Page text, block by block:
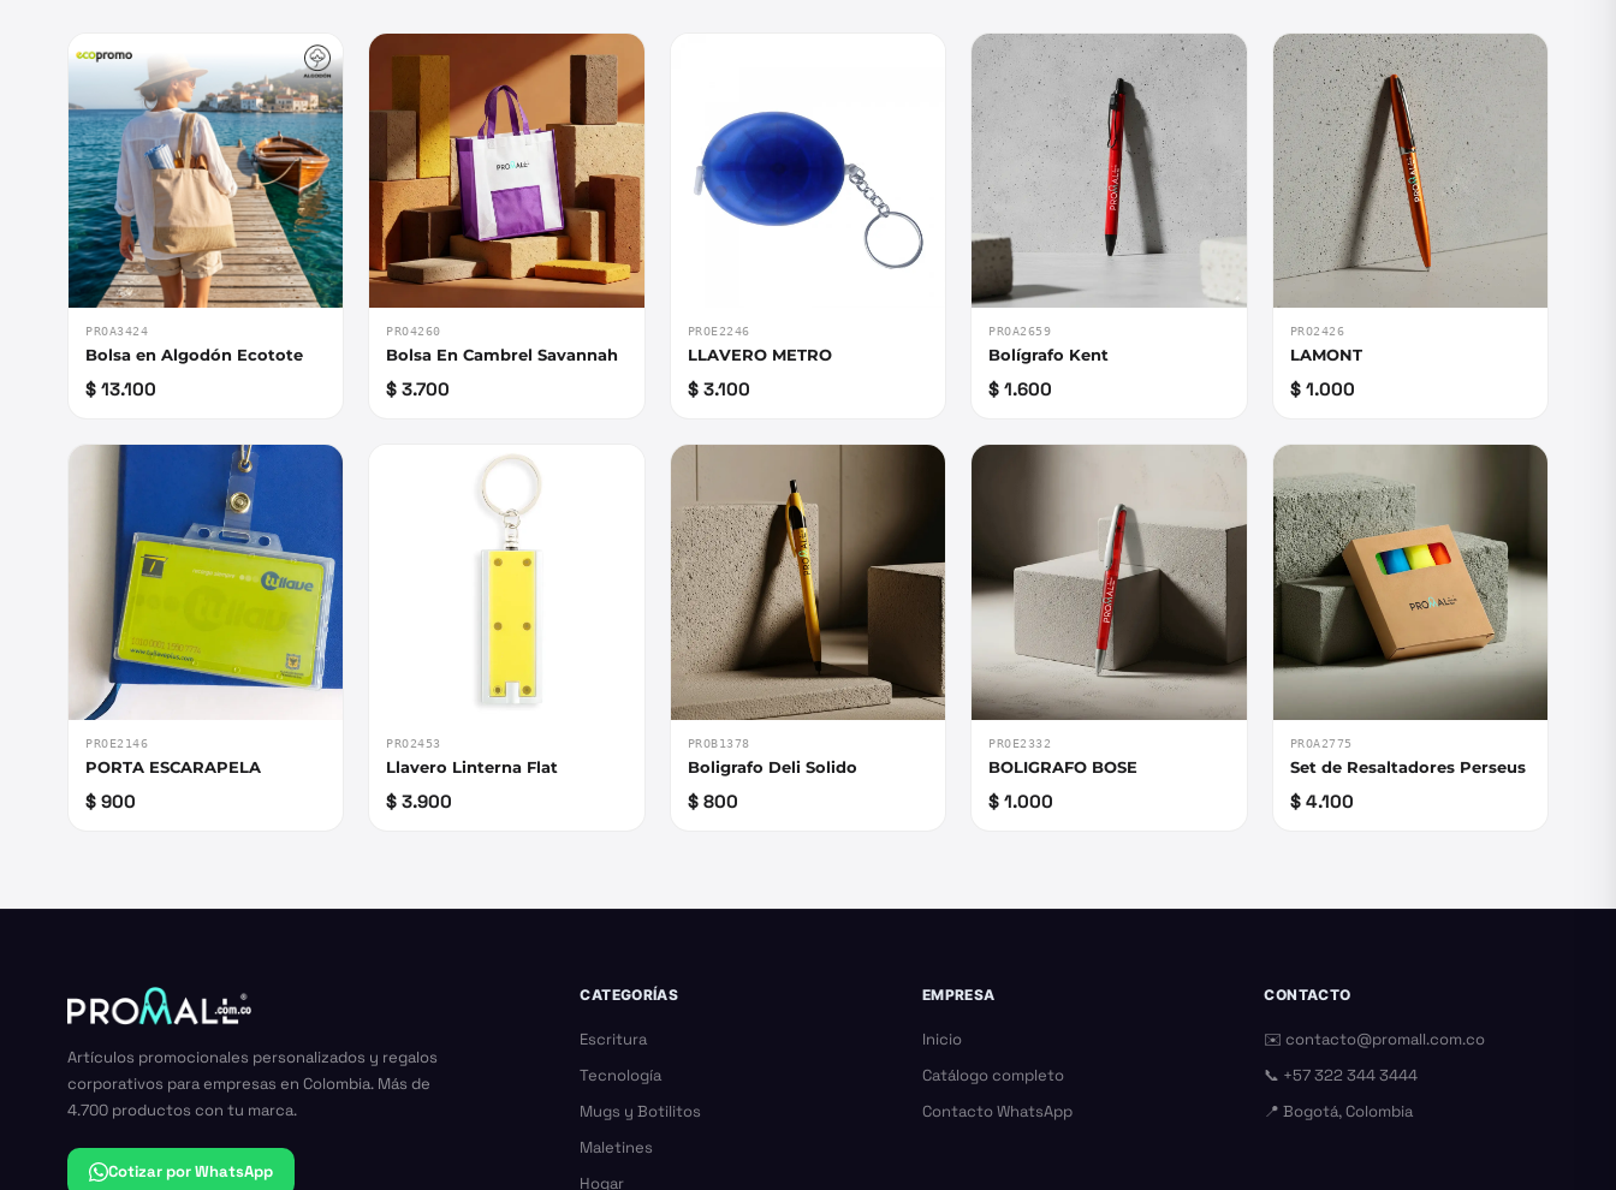
PROA3424
Bolsa en Algodón Ecotote
$ 13.100
PRO4260
Bolsa En Cambrel Savannah
$ 3.700
PROE2246
LLAVERO METRO
$ 3.100
PROA2659
Bolígrafo Kent
$ 1.600
PRO2426
LAMONT
$ 1.000
PROE2146
PORTA ESCARAPELA
$ 900
PRO2453
Llavero Linterna Flat
$ 3.900
PROB1378
Boligrafo Deli Solido
$ 800
PROE2332
BOLIGRAFO BOSE
$ 1.000
PROA2775
Set de Resaltadores Perseus
$ 4.100
Artículos promocionales personalizados y regalos
corporativos para empresas en Colombia. Más de
4.700 productos con tu marca.
Cotizar por WhatsApp
CATEGORÍAS
Escritura
Tecnología
Mugs y Botilitos
Maletines
Hogar
EMPRESA
Inicio
Catálogo completo
Contacto WhatsApp
CONTACTO
✉️contacto@promall.com.co
📞 +57 322 344 3444
📍 Bogotá, Colombia